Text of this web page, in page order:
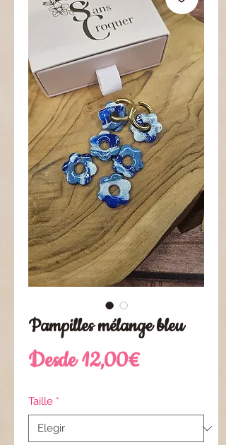
Pampilles mélange bleu
Desde12,00€Precio
oferta
Taille *